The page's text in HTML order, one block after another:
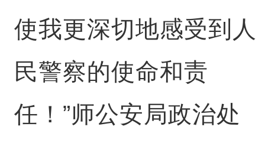
使我更深切地感受到人
民警察的使命和责
任！”师公安局政治处